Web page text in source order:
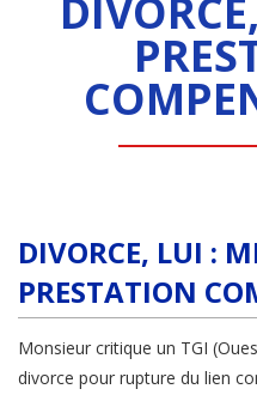
DIVORCE, LUI :
PRESTATION
Monsieur critique un TGI
divorce pour rupture du lien